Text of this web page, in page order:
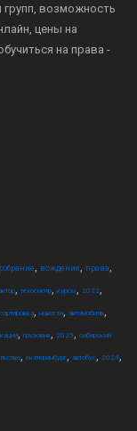
возможность
цены на
на права -
собрание, вождение, права,
, техосмотр, курсы, 2022,
сортировка, новости, автомобиль,
, грузовик, 2025, сибирский
, екатеринбург, автобус, 2024,